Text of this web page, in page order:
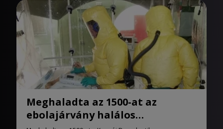
Meghaladta az 1500-at az
ebolajárvány halálos